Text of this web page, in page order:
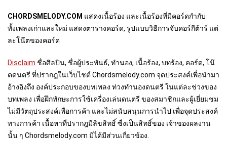
CHORDSMELODY.COM แสดงเนื้อร้อง และเนื้อร้องที่มีคอร์ดกำกับ
ทั้งเพลงเก่าและใหม่ แสดงตารางคอร์ด, รูปแบบวิธีการจับคอร์กีต้าร์ แต่
ละโน๊ตของคอร์ด
Disclaim ชื่อศิลปิน, ชื่อผู้ประพันธ์, ทำนอง, เนื้อร้อง, บทร้อง, คอร์ด, โน๊
ตดนตรี ที่ปรากฎในเว็บไชต์ Chordsmelody.com จุดประสงค์เพื่อนำมา
อ้างอิงถึง องค์ประกอบของบทเพลง ท่วงทำนองดนตรี ในแต่ละช่วงของ
บทเพลง เพื่อฝึกทักษะการใช้เครื่องเล่นดนตรี ของสมาชิกและผู้เยี่ยมชม
ไม่มีวัตถุประสงค์เพื่อการค้า และไม่สนับสนุนการนำไป เพื่อจุดประสงค์
ทางการค้า เนื้อหาที่ปรากฎมีลิขสิทธิ์ ซื่งเป็นสิทธิ์ของ เจ้าของผลงาน
นั้น ๆ Chordsmelody.com มิได้มีส่วนเกี่ยวข้อง.